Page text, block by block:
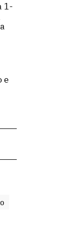
1-
e